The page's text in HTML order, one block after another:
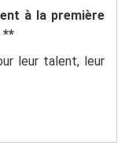
à la première
**
leur talent, leur